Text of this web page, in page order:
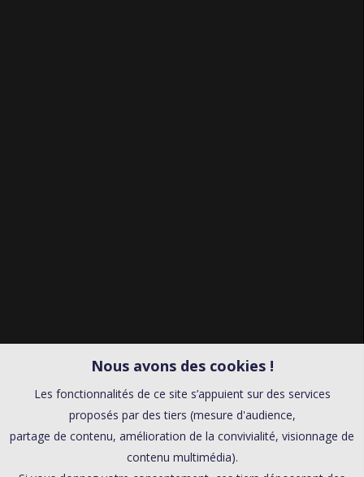
Nous avons des cookies !
Les fonctionnalités de ce site s’appuient sur des services
proposés par des tiers (mesure d'audience,
partage de contenu, amélioration de la convivialité, visionnage de
contenu multimédia).